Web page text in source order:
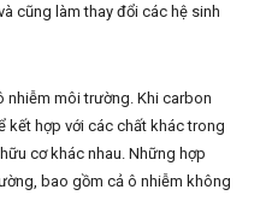
cũng làm thay đổi các hệ sinh
nhiễm môi trường. Khi carbon
kết hợp với các chất khác trong
cơ khác nhau. Những hợp
bao gồm cả ô nhiễm không